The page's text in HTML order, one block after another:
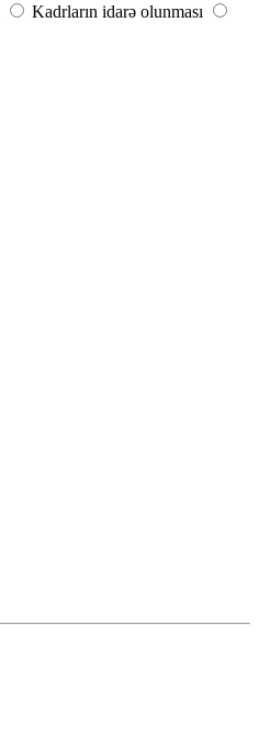
Kadrların idarə olunması